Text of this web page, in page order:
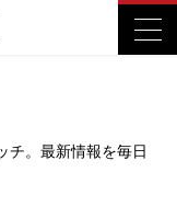
チ。最新情報を毎日